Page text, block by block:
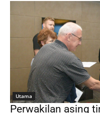
Utama
Perwakilan asing